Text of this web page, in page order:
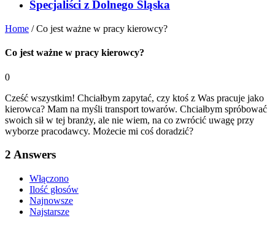
Specjaliści z Dolnego Śląska
Home /Co jest ważne w pracy kierowcy?
Co jest ważne w pracy kierowcy?
0
Cześć wszystkim! Chciałbym zapytać, czy ktoś z Was pracuje jako
kierowca? Mam na myśli transport towarów. Chciałbym spróbować
swoich sił w tej branży, ale nie wiem, na co zwrócić uwagę przy
wyborze pracodawcy. Możecie mi coś doradzić?
2 Answers
Włączono
Ilość głosów
Najnowsze
Najstarsze